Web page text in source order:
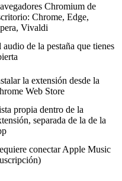
Chromium de
Chrome, Edge,
Vivaldi
audio de la pestaña que tienes
la extensión desde la
Web Store
propia dentro de la
separada de la de la
conectar Apple Music